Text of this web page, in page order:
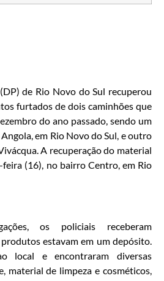
de Rio Novo do Sul recuperou
furtados de dois caminhões que
do ano passado, sendo um
em Rio Novo do Sul, e outro
A recuperação do material
feira (16), no bairro Centro, em Rio
os policiais receberam
estavam em um depósito.
local e encontraram diversas
material de limpeza e cosméticos,